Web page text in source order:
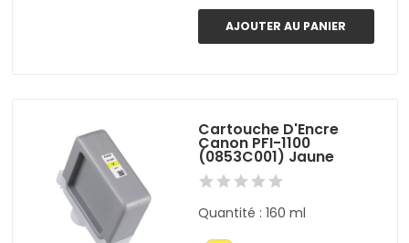
AJOUTER AU PANIER
Cartouche D'Encre
Canon PFI-1100
(0853C001) Jaune
Quantité : 160 ml